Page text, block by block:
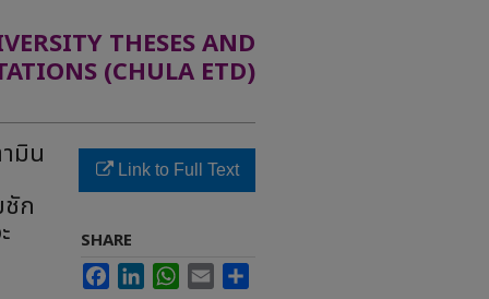
THESES AND
(CHULA ETD)
มิน
ก
Link to Full Text
SHARE
FacebookLinkedInWhatsApp
Email